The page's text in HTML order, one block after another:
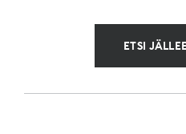
ETSI